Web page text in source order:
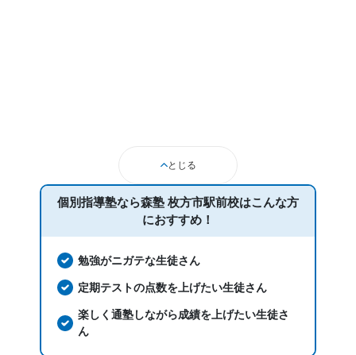
とじる
個別指導塾なら森塾 枚方市駅前校はこんな方
におすすめ！
勉強がニガテな生徒さん
定期テストの点数を上げたい生徒さん
楽しく通塾しながら成績を上げたい生徒さ
ん